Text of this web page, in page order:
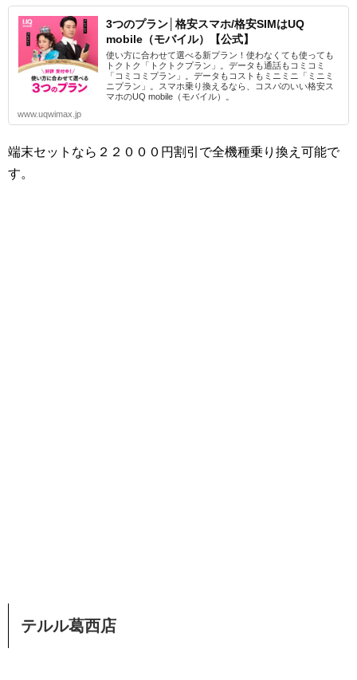
3つのプラン│格安スマホ/格安SIMはUQ
mobile（モバイル）【公式】
使い方に合わせて選べる新プラン！使わなくても使っても
トクトク「トクトクプラン」。データも通話もコミコミ
「コミコミプラン」。データもコストもミニミニ「ミニミ
ニプラン」。スマホ乗り換えるなら、コスパのいい格安ス
マホのUQ mobile（モバイル）。
www.uqwimax.jp
端末セットなら２２０００円割引で全機種乗り換え可能で
す。
テルル葛西店